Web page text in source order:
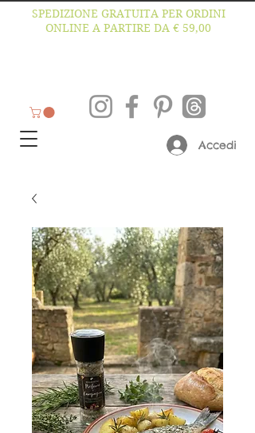
SPEDIZIONE GRATUITA PER ORDINI
ONLINE A PARTIRE DA € 59,00
Accedi